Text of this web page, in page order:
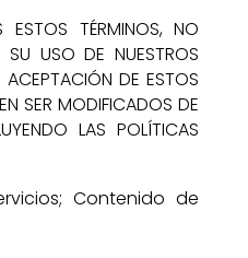
TÉRMINOS, NO
SU USO DE NUESTROS
ACEPTACIÓN DE ESTOS
SER MODIFICADOS DE
LAS POLÍTICAS
Contenido de